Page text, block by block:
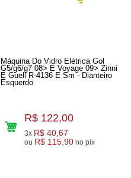
Máquina Do Vidro Elétrica Gol
G5/g6/g7 08> E Voyage 09> Zinni
E Guell R-4136 E Sm - Dianteiro
Esquerdo
R$ 122,00
3x R$ 40,67
ou R$ 115,90 no pix